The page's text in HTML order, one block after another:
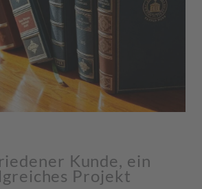
Kunde, ein
Projekt